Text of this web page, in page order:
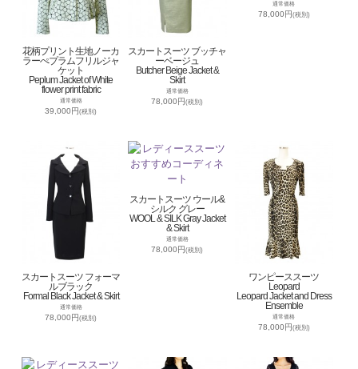
花柄プリント生地ノーカ
ラーぺプラムフリルジャ
ケット
Peplum Jacket of White
flower print fabric
通常価格
39,000円(税別)
スカートスーツ ブッチャ
ーベージュ
Butcher Beige Jacket &
Skirt
通常価格
78,000円(税別)
通常価格
78,000円 (税別)
スカートスーツ フォーマ
ルブラック
Formal Black Jacket & Skirt
通常価格
78,000円(税別)
スカートスーツ ウール&
シルク グレー
WOOL & SILK Gray Jacket
& Skirt
通常価格
78,000円(税別)
ワンピーススーツ
Leopard
Leopard Jacket and Dress
Ensemble
通常価格
78,000円(税別)